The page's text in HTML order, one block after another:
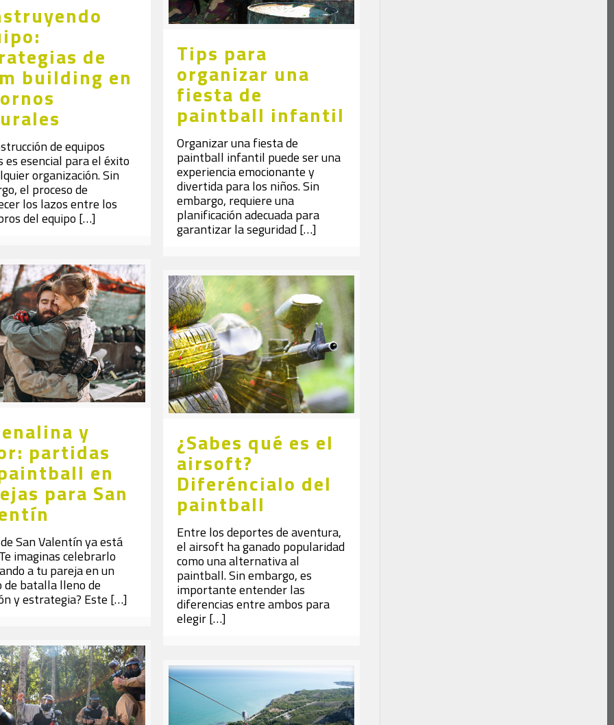
de
building en
de equipos
es esencial para el éxito
organización. Sin
el proceso de
los lazos entre los
del equipo […]
Tips para
organizar una
fiesta de
paintball infantil
Organizar una fiesta de
paintball infantil puede ser una
experiencia emocionante y
divertida para los niños. Sin
embargo, requiere una
planificación adecuada para
garantizar la seguridad[…]
y
partidas
en
para San
San Valentín ya está
imaginas celebrarlo
a tu pareja en un
de batalla lleno de
y estrategia? Este […]
¿Sabes qué es el
airsoft?
Diferéncialo del
paintball
Entre los deportes de aventura,
el airsoft ha ganado popularidad
como una alternativa al
paintball. Sin embargo, es
importante entender las
diferencias entre ambos para
elegir[…]